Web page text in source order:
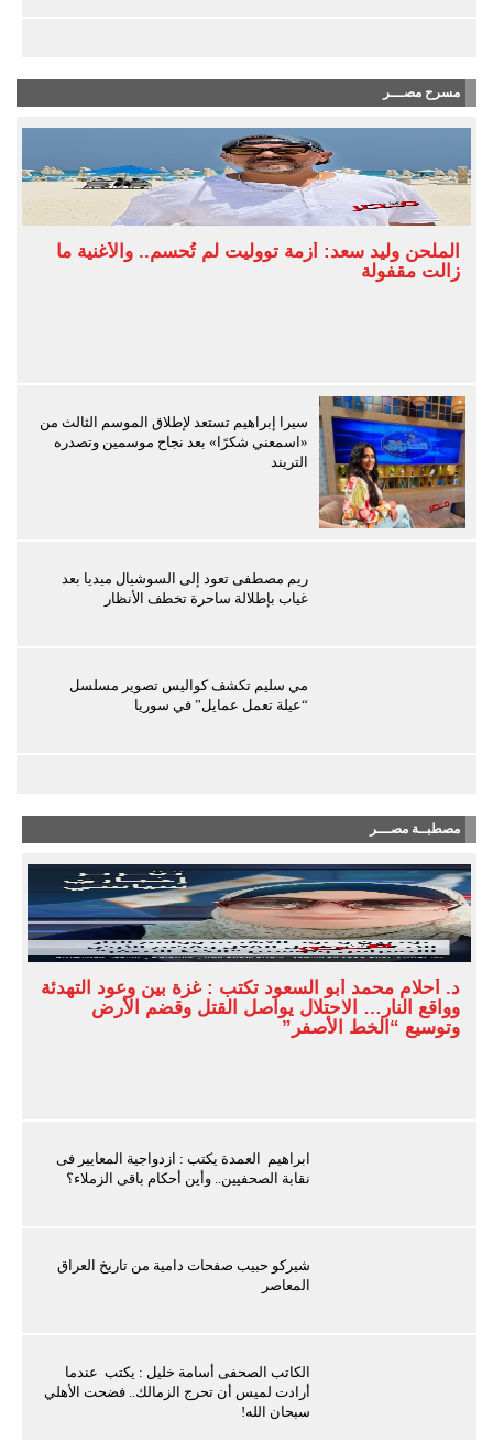
مسرح مصـــر
الملحن وليد سعد: أزمة تووليت لم تُحسم.. والأغنية ما
زالت مقفولة
سيرا إبراهيم تستعد لإطلاق الموسم الثالث من
«اسمعني شكرًا» بعد نجاح موسمين وتصدره
التريند
ريم مصطفى تعود إلى السوشيال ميديا بعد
غياب بإطلالة ساحرة تخطف الأنظار
مي سليم تكشف كواليس تصوير مسلسل
“عيلة تعمل عمايل” في سوريا
مصطبــة مصـــر
د. أحلام محمد أبو السعود تكتب : غزة بين وعود التهدئة
وواقع النار… الاحتلال يواصل القتل وقضم الأرض
وتوسيع “الخط الأصفر”
ابراهيم العمدة يكتب : ازدواجية المعايير فى
نقابة الصحفيين.. وأين أحكام باقى الزملاء؟
شيركو حبيب صفحات دامية من تاريخ العراق
المعاصر
الكاتب الصحفى أسامة خليل : يكتب عندما
أرادت لميس أن تحرج الزمالك.. فضحت الأهلي
سبحان الله!